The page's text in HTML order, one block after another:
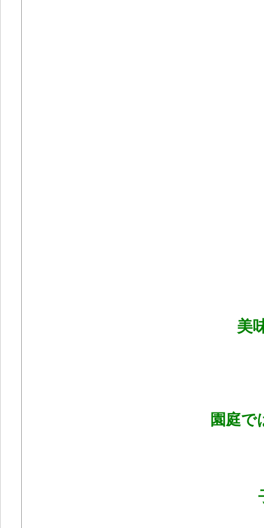
美
園庭で